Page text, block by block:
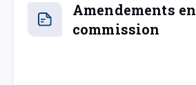
Amendements en
commission